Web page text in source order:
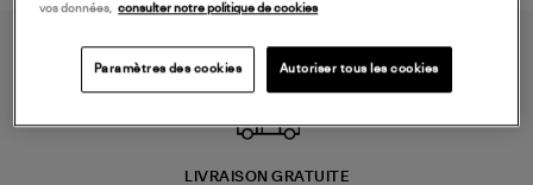
LIVRAISON GRATUITE
vos données, consulter notre politique de cookies
Paramètres des cookies Autoriser tous les cookies